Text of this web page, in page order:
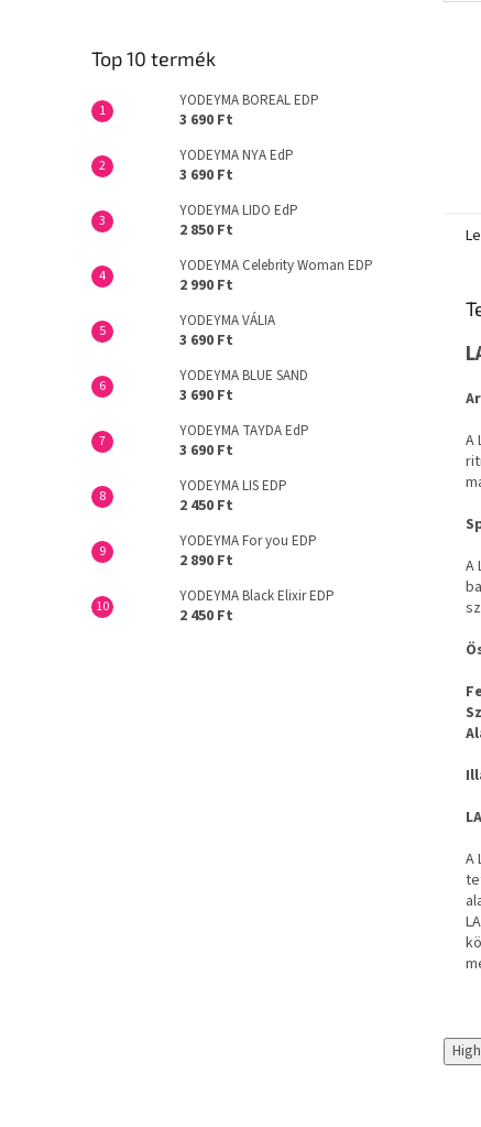
Top 10 termék
YODEYMA BOREAL EDP
3 690 Ft
YODEYMA NYA EdP
3 690 Ft
YODEYMA LIDO EdP
2 850 Ft
YODEYMA Celebrity Woman EDP
2 990 Ft
YODEYMA VÁLIA
3 690 Ft
YODEYMA BLUE SAND
3 690 Ft
YODEYMA TAYDA EdP
3 690 Ft
YODEYMA LIS EDP
2 450 Ft
YODEYMA For you EDP
2 890 Ft
YODEYMA Black Elixir EDP
2 450 Ft
A
A
A